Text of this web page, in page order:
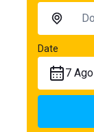
Date
7 Ago